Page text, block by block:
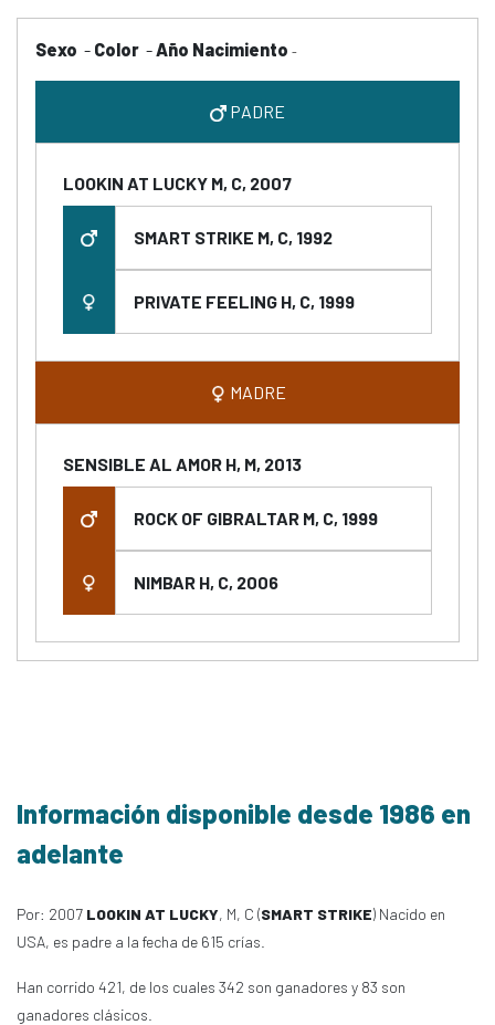
Sexo - Color -Año Nacimiento -
PADRE
LOOKIN AT LUCKY M, C, 2007
SMART STRIKE M, C, 1992
PRIVATE FEELING H, C, 1999
MADRE
SENSIBLE AL AMOR H, M, 2013
ROCK OF GIBRALTAR M, C, 1999
NIMBAR H, C, 2006
Información disponible desde 1986 en
adelante
Por: 2007 LOOKIN AT LUCKY, M, C (SMART STRIKE) Nacido en
USA, es padre a la fecha de 615 crías.
Han corrido 421, de los cuales 342 son ganadores y 83 son
ganadores clásicos.